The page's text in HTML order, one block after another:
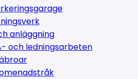
anläggning
och ledningsarbeten